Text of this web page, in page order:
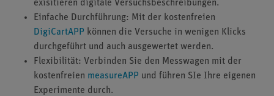
exisitieren digitale Versuchsbeschreibungen.
Einfache Durchführung: Mit der kostenfreien
DigiCartAPP können die Versuche in wenigen Klicks
durchgeführt und auch ausgewertet werden.
Flexibilität: Verbinden Sie den Messwagen mit der
kostenfreien measureAPP und führen SIe Ihre eigenen
Experimente durch.